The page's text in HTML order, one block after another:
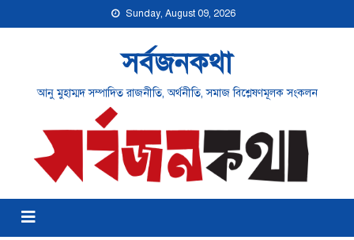
Sunday, August 09, 2026
সর্বজনকথা
আনু মুহাম্মদ সম্পাদিত রাজনীতি, অর্থনীতি, সমাজ বিশ্লেষণমূলক সংকলন